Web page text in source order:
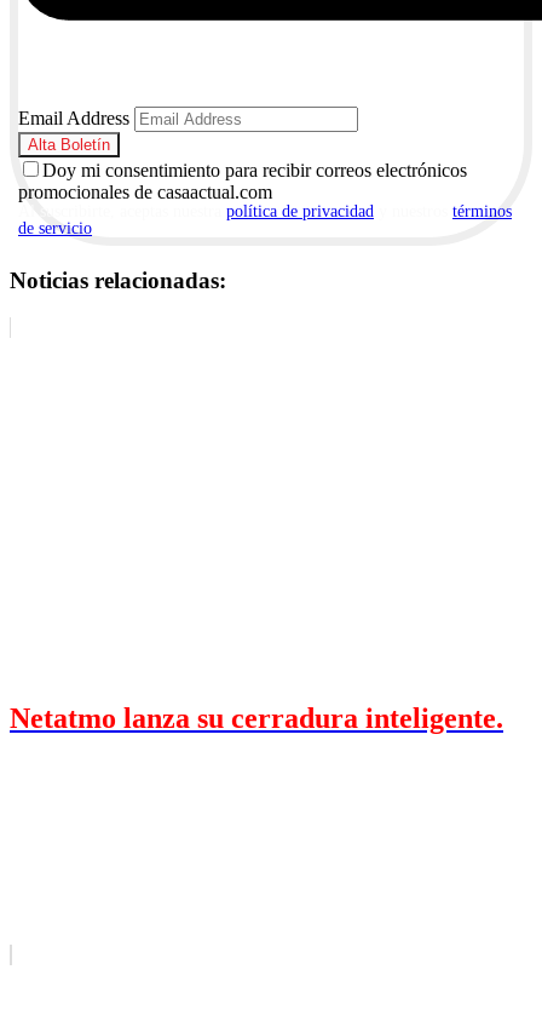
Email Address
Doy mi consentimiento para recibir correos electrónicos
promocionales de casaactual.com
política de privacidad
términos
de servicio
Noticias relacionadas:
Netatmo lanza su cerradura inteligente.